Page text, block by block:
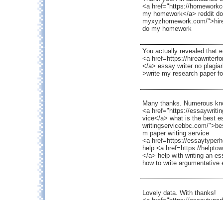
<a href="https://
my homework</a> reddit
myxyzhomework.com/
do my homework
You actually revealed that
<a href=https://
</a> essay writer no
>write my research paper
Many thanks. Numerous
<a href="https://
vice</a> what is the best
writingservicebbc.com/
m paper writing service
<a href=https://
help <a href=https://
</a> help with writing an
how to write
Lovely data. With thanks!